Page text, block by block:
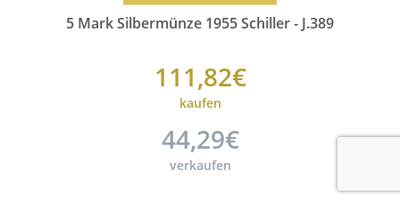
5 Mark Silbermünze 1955 Schiller - J.389
111,82€
kaufen
44,29€
verkaufen